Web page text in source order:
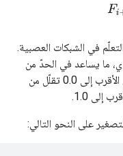
في الشبكات العصبية.
ما يساعد في الحدّ من
الملاءمة الزائدة. وهذا يعني أنّ قيمة الانكماش الأقرب إلى 0.0 تقلّل من
إلى 1.0.
على النحو التالي: